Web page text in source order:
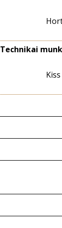
Technikai